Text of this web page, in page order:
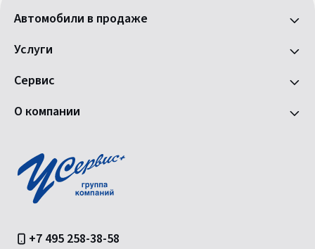
Автомобили в продаже
Услуги
Сервис
О компании
+7 495 258-38-58